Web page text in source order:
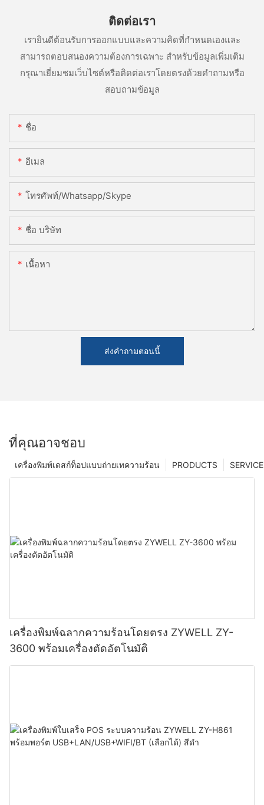
ติดต่อเรา
เรายินดีต้อนรับการออกแบบและความคิดที่กำหนดเองและ
สามารถตอบสนองความต้องการเฉพาะ สำหรับข้อมูลเพิ่มเติม
กรุณาเยี่ยมชมเว็บไซต์หรือติดต่อเราโดยตรงด้วยคำถามหรือ
สอบถามข้อมูล
ชื่อ
อีเมล
โทรศัพท์/whatsapp/skype
ชื่อ บริษัท
เนื้อหา
ส่งคำถามตอนนี้
ที่คุณอาจชอบ
SERVICE
PRODUCTS
เครื่องพิมพ์เดสก์ท็อปแบบถ่ายเทความร้อน
เครื่องพิมพ์ฉลากความร้อนโดยตรง ZYWELL ZY-
3600 พร้อมเครื่องตัดอัตโนมัติ